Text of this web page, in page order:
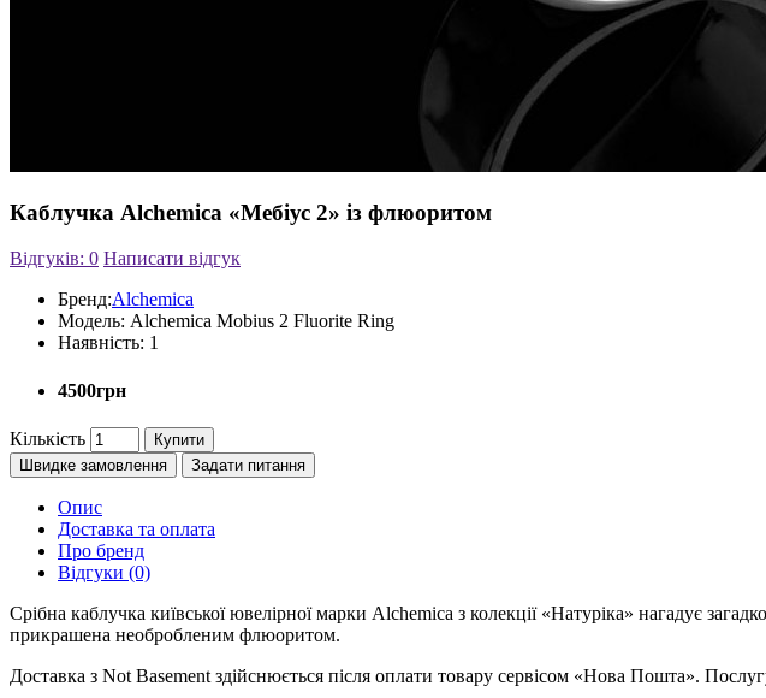
Каблучка Alchemica «Мебіус 2» із флюоритом
Відгуків: 0 Написати відгук
Бренд:Alchemica
Модель: Alchemica Mobius 2 Fluorite Ring
Наявність: 1
4500грн
Кількість
Купити
Швидке замовлення
Задати питання
Опис
Доставка та оплата
Про бренд
Відгуки (0)
Срібна каблучка київської ювелірної марки Alchemica з колекції «Натуріка» нагадує
прикрашена необробленим флюоритом.
Доставка з Not Basement здійснюється після оплати товару сервісом «Нова Пошта».